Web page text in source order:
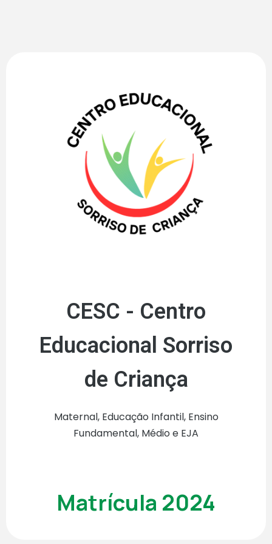
CESC - Centro
Educacional Sorriso
de Criança
Maternal, Educação Infantil, Ensino
Fundamental, Médio e EJA
Matrícula 2024